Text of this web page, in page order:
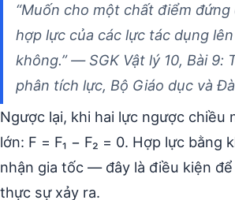
“Muốn cho một chất điểm
hợp lực của các lực tác dụng
không.” — SGK Vật lý 10, Bài 9:
phân tích lực, Bộ Giáo dục và
Ngược lại, khi hai lực ngược chiều
lớn: F = F₁ − F₂ = 0. Hợp lực bằng
nhận gia tốc — đây là điều kiện
thực sự xảy ra.